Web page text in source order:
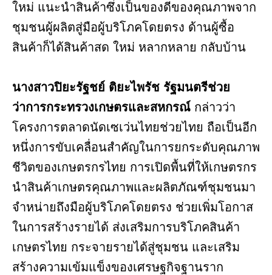
ใหม่ แนะนำสินค้าซึ่งเป็นของดีของคุณภาพจาก
ชุมชนผู้ผลิตสู่มือผู้บริโภคโดยตรง ด้านผู้ซื้อ
สินค้าก็ได้สินค้าสด ใหม่ หลากหลาย กลับบ้าน
นางสาวปิยะรัฐชย์ ติยะไพรัช รัฐมนตรีช่วย
ว่าการกระทรวงเกษตรและสหกรณ์ กล่าวว่า
โครงการตลาดนัดเซเว่นไทยช่วยไทย ถือเป็นอีก
หนึ่งการขับเคลื่อนสำคัญในการยกระดับคุณภาพ
ชีวิตของเกษตรกรไทย การเปิดพื้นที่ให้เกษตรกร
นำสินค้าเกษตรคุณภาพและผลิตภัณฑ์ชุมชนมา
จำหน่ายถึงมือผู้บริโภคโดยตรง ช่วยเพิ่มโอกาส
ในการสร้างรายได้ ส่งเสริมการบริโภคสินค้า
เกษตรไทย กระจายรายได้สู่ชุมชน และเสริม
สร้างความเข้มแข็งของเศรษฐกิจฐานราก